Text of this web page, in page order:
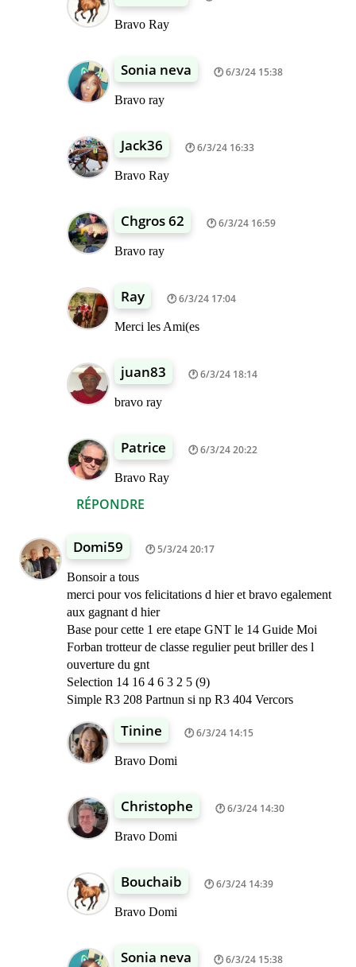
RÉPONDRE
Bravo Ray
Sonia neva 6/3/24 15:38
Bravo ray
Jack36 6/3/24 16:33
Bravo Ray
Chgros 62 6/3/24 16:59
Bravo ray
Ray 6/3/24 17:04
Merci les Ami(es
juan83 6/3/24 18:14
bravo ray
Patrice 6/3/24 20:22
Bravo Ray
Domi59 5/3/24 20:17
Bonsoir a tous
merci pour vos felicitations d hier et bravo egalement
aux gagnant d hier
Base pour cette 1 ere etape GNT le 14 Guide Moi
Forban trotteur de classe regulier peut briller des l
ouverture du gnt
Selection 14 16 4 6 3 2 5 (9)
Simple R3 208 Partnun si np R3 404 Vercors
Tinine 6/3/24 14:15
Bravo Domi
Christophe 6/3/24 14:30
Bravo Domi
Bouchaib 6/3/24 14:39
Bravo Domi
Sonia neva 6/3/24 15:38